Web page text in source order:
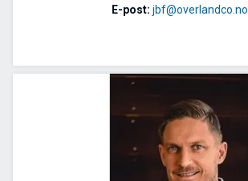
E-post: jbf@overlandco.no